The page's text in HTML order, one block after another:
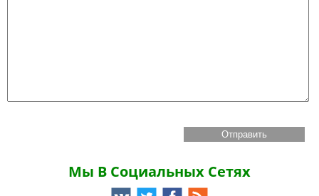
Мы В Социальных Сетях